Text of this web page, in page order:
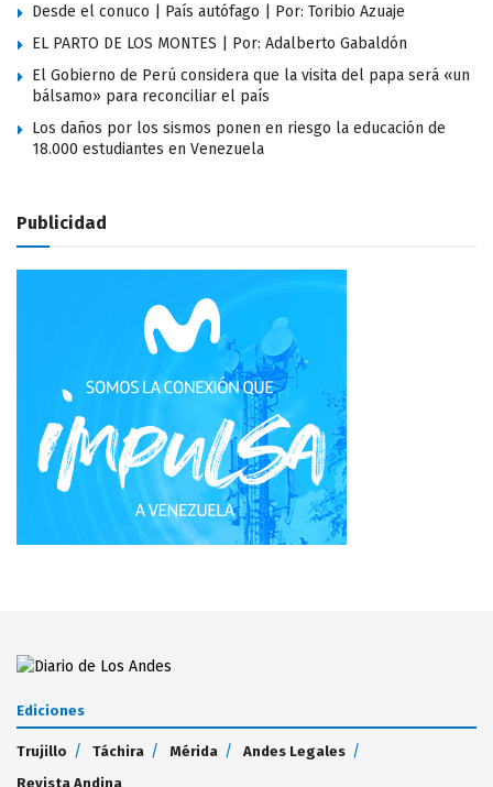
Desde el conuco | País autófago | Por: Toribio Azuaje
EL PARTO DE LOS MONTES | Por: Adalberto Gabaldón
El Gobierno de Perú considera que la visita del papa será «un
bálsamo» para reconciliar el país
Los daños por los sismos ponen en riesgo la educación de
18.000 estudiantes en Venezuela
Publicidad
Ediciones
Trujillo Táchira Mérida
Andes Legales
Revista Andina